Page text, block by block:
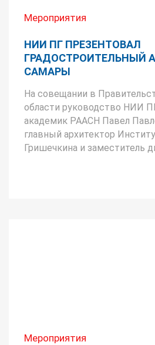
Мероприятия
НИИ ПГ ПРЕЗЕНТОВАЛ
ГРАДОСТРОИТЕЛЬНЫЙ
САМАРЫ
На совещании в
области руководство НИИ
академик РААСН Павел
главный архитектор
Гришечкина и заместитель
Мероприятия